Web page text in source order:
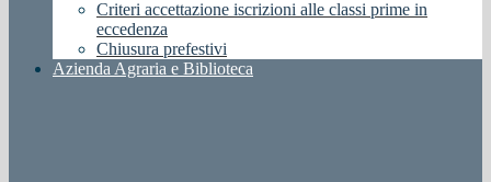
Criteri accettazione iscrizioni alle classi prime in
eccedenza
Chiusura prefestivi
Azienda Agraria e Biblioteca